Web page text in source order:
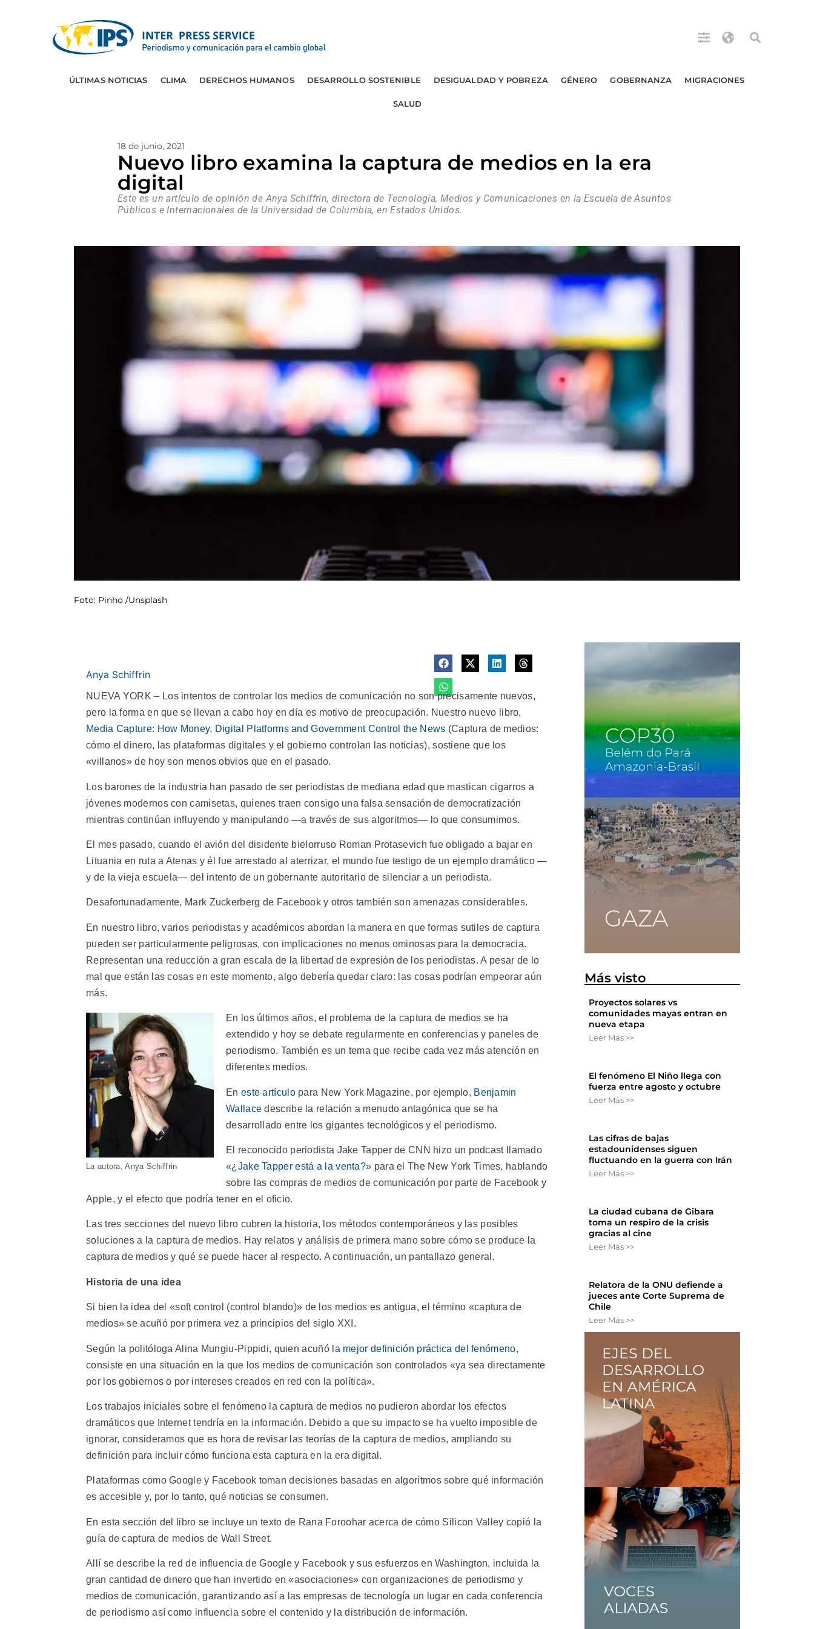
ÚLTIMAS NOTICIAS CLIMA DERECHOS HUMANOS DESARROLLO SOSTENIBLE DESIGUALDAD Y POBREZA GÉNERO GOBERNANZA MIGRACIONES
SALUD
18 de junio, 2021
Nuevo libro examina la captura de medios en la era
digital
Este es un artículo de opinión de Anya Schiffrin, directora de Tecnología, Medios y Comunicaciones en la Escuela de Asuntos
Públicos e Internacionales de la Universidad de Columbia, en Estados Unidos.
Foto: Pinho /Unsplash
Anya Schiffrin
NUEVA YORK – Los intentos de controlar los medios de comunicación no son precisamente nuevos,
pero la forma en que se llevan a cabo hoy en día es motivo de preocupación. Nuestro nuevo libro,
Media Capture: How Money, Digital Platforms and Government Control the News (Captura de medios:
cómo el dinero, las plataformas digitales y el gobierno controlan las noticias), sostiene que los
«villanos» de hoy son menos obvios que en el pasado.
Los barones de la industria han pasado de ser periodistas de mediana edad que mastican cigarros a
jóvenes modernos con camisetas, quienes traen consigo una falsa sensación de democratización
mientras continúan influyendo y manipulando —a través de sus algoritmos— lo que consumimos.
El mes pasado, cuando el avión del disidente bielorruso Roman Protasevich fue obligado a bajar en
Lituania en ruta a Atenas y él fue arrestado al aterrizar, el mundo fue testigo de un ejemplo dramático —
y de la vieja escuela— del intento de un gobernante autoritario de silenciar a un periodista.
Desafortunadamente, Mark Zuckerberg de Facebook y otros también son amenazas considerables.
En nuestro libro, varios periodistas y académicos abordan la manera en que formas sutiles de captura
pueden ser particularmente peligrosas, con implicaciones no menos ominosas para la democracia.
Representan una reducción a gran escala de la libertad de expresión de los periodistas. A pesar de lo
mal que están las cosas en este momento, algo debería quedar claro: las cosas podrían empeorar aún
más.
La autora, Anya Schiffrin
En los últimos años, el problema de la captura de medios se ha
extendido y hoy se debate regularmente en conferencias y paneles de
periodismo. También es un tema que recibe cada vez más atención en
diferentes medios.
En este artículopara New York Magazine, por ejemplo, Benjamin
Wallace describe la relación a menudo antagónica que se ha
desarrollado entre los gigantes tecnológicos y el periodismo.
El reconocido periodista Jake Tapper de CNN hizo un podcast llamado
«¿Jake Tapper está a la venta?» para el The New York Times, hablando
sobre las compras de medios de comunicación por parte de Facebook y
Apple, y el efecto que podría tener en el oficio.
Las tres secciones del nuevo libro cubren la historia, los métodos contemporáneos y las posibles
soluciones a la captura de medios. Hay relatos y análisis de primera mano sobre cómo se produce la
captura de medios y qué se puede hacer al respecto. A continuación, un pantallazo general.
Historia de una idea
Si bien la idea del «soft control (control blando)» de los medios es antigua, el término «captura de
medios» se acuñó por primera vez a principios del siglo XXI.
Según la politóloga Alina Mungiu-Pippidi, quien acuñó la mejor definición práctica del fenómeno,
consiste en una situación en la que los medios de comunicación son controlados «ya sea directamente
por los gobiernos o por intereses creados en red con la política».
Los trabajos iniciales sobre el fenómeno la captura de medios no pudieron abordar los efectos
dramáticos que Internet tendría en la información. Debido a que su impacto se ha vuelto imposible de
ignorar, consideramos que es hora de revisar las teorías de la captura de medios, ampliando su
definición para incluir cómo funciona esta captura en la era digital.
Plataformas como Google y Facebook toman decisiones basadas en algoritmos sobre qué información
es accesible y, por lo tanto, qué noticias se consumen.
En esta sección del libro se incluye un texto de Rana Foroohar acerca de cómo Silicon Valley copió la
guía de captura de medios de Wall Street.
Allí se describe la red de influencia de Google y Facebook y sus esfuerzos en Washington, incluida la
gran cantidad de dinero que han invertido en «asociaciones» con organizaciones de periodismo y
medios de comunicación, garantizando así a las empresas de tecnología un lugar en cada conferencia
de periodismo así como influencia sobre el contenido y la distribución de información.
Más visto
Proyectos solares vs
comunidades mayas entran en
nueva etapa
Leer Más >>
El fenómeno El Niño llega con
fuerza entre agosto y octubre
Leer Más >>
Las cifras de bajas
estadounidenses siguen
fluctuando en la guerra con Irán
Leer Más >>
La ciudad cubana de Gibara
toma un respiro de la crisis
gracias al cine
Leer Más >>
Relatora de la ONU defiende a
jueces ante Corte Suprema de
Chile
Leer Más >>